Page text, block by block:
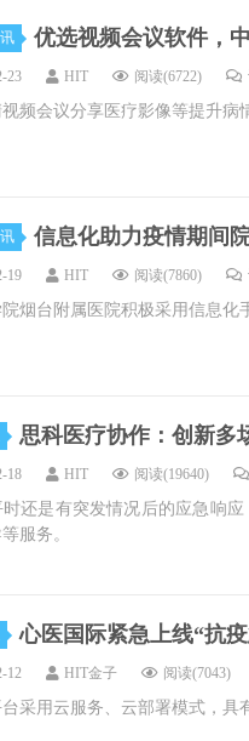
优选视频会议软件，
23 HIT 阅读(6722)
频会议分享医疗影像等提升病
信息化助力疫情期间
19 HIT 阅读(7860)
烟台附属医院积极采用信息化
思科医疗协作：创新多
18 HIT 阅读(19640)
还是有突发情况后的应急响
服务。
心医国际紧急上线“抗
12 HIT金子 阅读(7043)
采用云服务、云部署模式，具